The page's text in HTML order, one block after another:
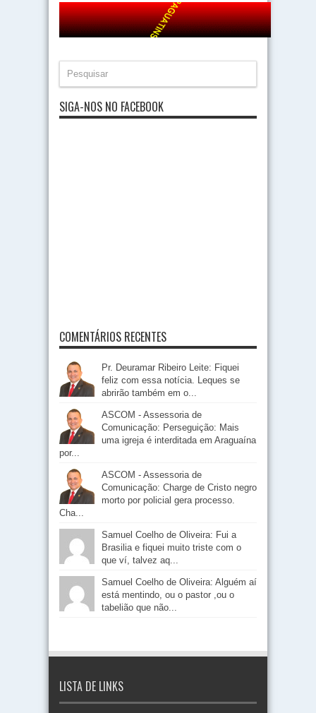
SIGA-NOS NO FACEBOOK
COMENTÁRIOS RECENTES
Pr. Deuramar Ribeiro Leite: Fiquei
feliz com essa notícia. Leques se
abrirão também em o...
ASCOM - Assessoria de
Comunicação: Perseguição: Mais
uma igreja é interditada em Araguaína
por...
ASCOM - Assessoria de
Comunicação: Charge de Cristo negro
morto por policial gera processo.
Cha...
Samuel Coelho de Oliveira: Fui a
Brasilia e fiquei muito triste com o
que ví, talvez aq...
Samuel Coelho de Oliveira: Alguém aí
está mentindo, ou o pastor ,ou o
tabelião que não...
LISTA DE LINKS